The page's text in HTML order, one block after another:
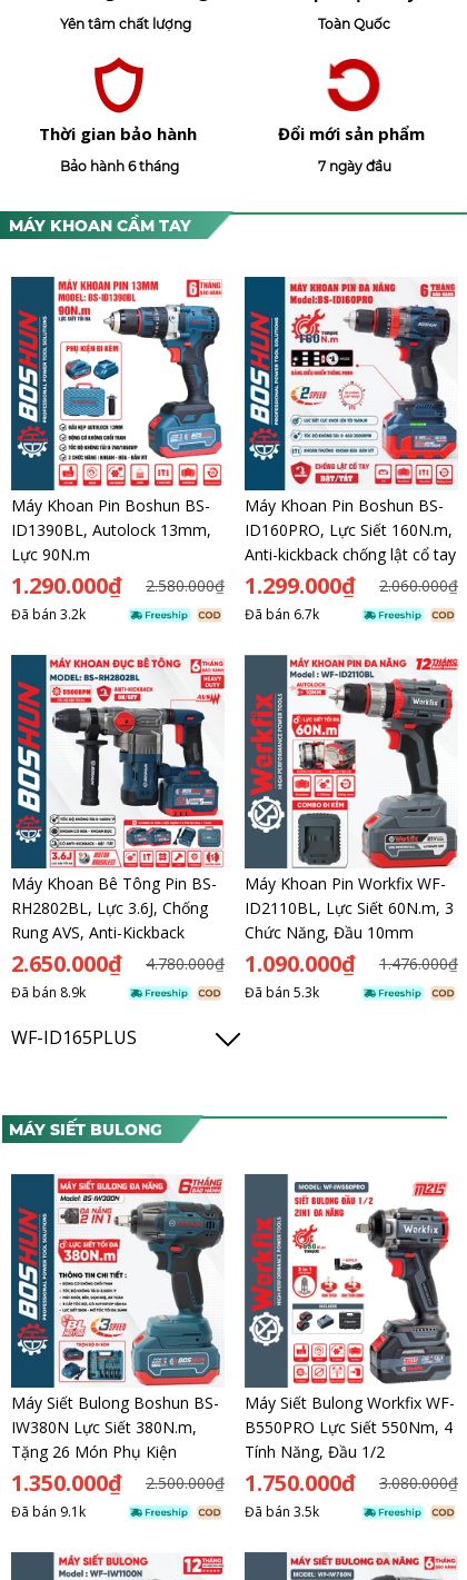
Yên tâm chất lượng Toàn Quốc
Thời gian bảo hành
Bảo hành 6 tháng
Đổi mới sản phẩm
7 ngày đầu
MÁY KHOAN CẦM TAY
Máy Khoan Pin Boshun BS-
ID1390BL, Autolock 13mm,
Lực 90N.m
1.290.000₫ 2.580.000₫
Đã bán 3.2k
Máy Khoan Pin Boshun BS-
ID160PRO, Lực Siết 160N.m,
Anti-kickback chống lật cổ tay
1.299.000₫ 2.060.000₫
Đã bán 6.7k
Máy Khoan Bê Tông Pin BS-
RH2802BL, Lực 3.6J, Chống
Rung AVS, Anti-Kickback
2.650.000₫ 4.780.000₫
Đã bán 8.9k
Máy Khoan Pin Workfix WF-
ID2110BL, Lực Siết 60N.m, 3
Chức Năng, Đầu 10mm
1.090.000₫ 1.476.000₫
Đã bán 5.3k
WF-ID165PLUS
MÁY SIẾT BULONG
Máy Siết Bulong Boshun BS-
IW380N Lực Siết 380N.m,
Tặng 26 Món Phụ Kiện
1.350.000₫ 2.500.000₫
Đã bán 9.1k
Máy Siết Bulong Workfix WF-
B550PRO Lực Siết 550Nm, 4
Tính Năng, Đầu 1/2
1.750.000đ 3.080.000₫
Đã bán 3.5k